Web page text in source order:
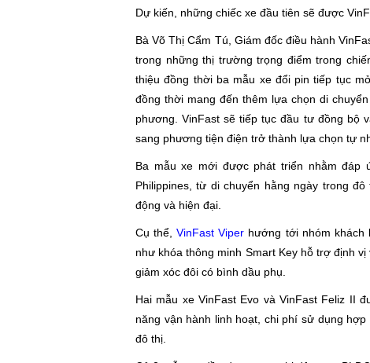
Dự kiến, những chiếc xe đầu tiên sẽ được
Bà Võ Thị Cẩm Tú, Giám đốc điều hành
trong những thị trường trọng điểm trong
thiệu đồng thời ba mẫu xe đổi pin tiếp tục
đồng thời mang đến thêm lựa chọn di
phương. VinFast sẽ tiếp tục đầu tư đồng bộ
sang phương tiện điện trở thành lựa chọn tự
Ba mẫu xe mới được phát triển nhằm đáp
Philippines, từ di chuyển hằng ngày trong
động và hiện đại.
Cụ thể,VinFast Viper hướng tới nhóm khách
như khóa thông minh Smart Key hỗ trợ định
giảm xóc đôi có bình dầu phụ.
Hai mẫu xe VinFast Evo và VinFast Feliz II
năng vận hành linh hoạt, chi phí sử dụng
đô thị.